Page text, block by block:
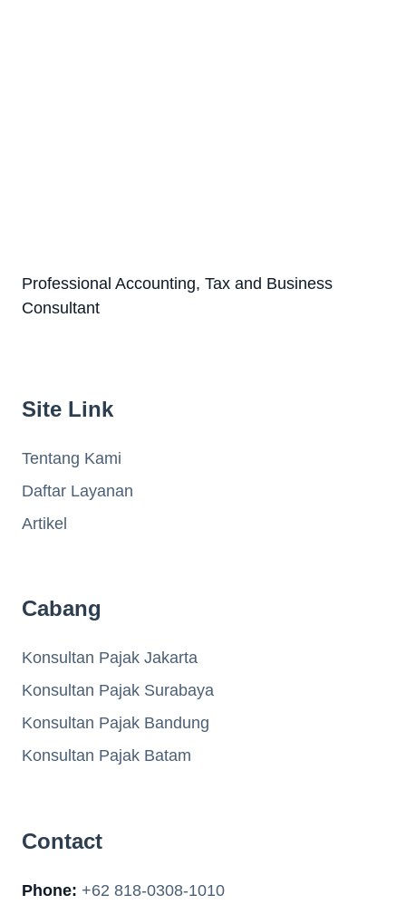
Professional Accounting, Tax and Business
Consultant
Site Link
Tentang Kami
Daftar Layanan
Artikel
Cabang
Konsultan Pajak Jakarta
Konsultan Pajak Surabaya
Konsultan Pajak Bandung
Konsultan Pajak Batam
Contact
Phone: +62 818-0308-1010